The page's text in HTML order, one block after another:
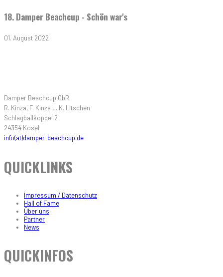
18. Damper Beachcup - Schön war's
01. August 2022
Damper Beachcup GbR
R. Kinza, F. Kinza u. K. Litschen
Schlagballkoppel 2
24354 Kosel
info(at)damper-beachcup.de
QUICKLINKS
Impressum / Datenschutz
Hall of Fame
Über uns
Partner
News
QUICKINFOS